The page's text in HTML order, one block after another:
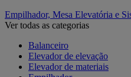
Empilhador, Mesa Elevatória e
Ver todas as categorias
Balanceiro
Elevador de elevação
Elevador de materiais